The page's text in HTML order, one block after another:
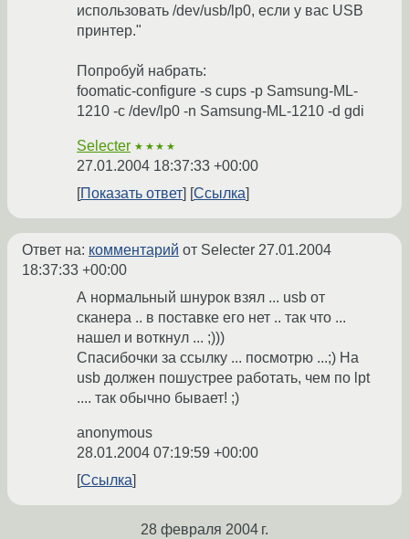
использовать /dev/usb/lp0, если у вас USB
принтер."
Попробуй набрать:
foomatic-configure -s cups -p Samsung-ML-
1210 -c /dev/lp0 -n Samsung-ML-1210 -d gdi
Selecter ★★★★
27.01.2004 18:37:33 +00:00
Показать ответ
Ссылка
Ответ на: комментарий от Selecter 27.01.2004
18:37:33 +00:00
А нормальный шнурок взял ... usb от
сканера .. в поставке его нет .. так что ...
нашел и воткнул ... ;)))
Спасибочки за ссылку ... посмотрю ...;) На
usb должен пошустрее работать, чем по lpt
.... так обычно бывает! ;)
anonymous
28.01.2004 07:19:59 +00:00
Ссылка
28 февраля 2004 г.